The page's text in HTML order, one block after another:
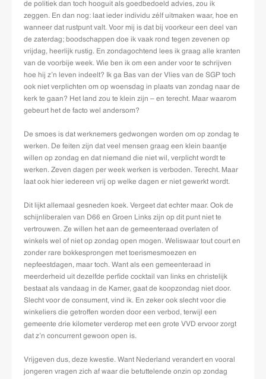
de politiek dan toch hooguit als goedbedoeld advies, zou ik
zeggen. En dan nog: laat ieder individu zélf uitmaken waar, hoe en
wanneer dat rustpunt valt. Voor mij is dat bij voorkeur een deel van
de zaterdag; boodschappen doe ik vaak rond tegen zevenen op
vrijdag, heerlijk rustig. En zondagochtend lees ik graag alle kranten
van de voorbije week. Wie ben ik om een ander voor te schrijven
hoe hij z’n leven indeelt? Ik ga Bas van der Vlies van de SGP toch
ook niet verplichten om op woensdag in plaats van zondag naar de
kerk te gaan? Het land zou te klein zijn – en terecht. Maar waarom
gebeurt het de facto wel andersom?
De smoes is dat werknemers gedwongen worden om op zondag te
werken. De feiten zijn dat veel mensen graag een klein baantje
willen op zondag en dat niemand die niet wil, verplicht wordt te
werken. Zeven dagen per week werken is verboden. Terecht. Maar
laat ook hier iedereen vrij op welke dagen er niet gewerkt wordt.
Dit lijkt allemaal gesneden koek. Vergeet dat echter maar. Ook de
schijnliberalen van D66 en Groen Links zijn op dit punt niet te
vertrouwen. Ze willen het aan de gemeenteraad overlaten of
winkels wel of niet op zondag open mogen. Weliswaar tout court en
zonder rare bokkesprongen met toerismesmoezen en
nepfeestdagen, maar toch. Want als een gemeenteraad in
meerderheid uit dezelfde perfide cocktail van links en christelijk
bestaat als vandaag in de Kamer, gaat de koopzondag niet door.
Slecht voor de consument, vind ik. En zeker ook slecht voor die
winkeliers die getroffen worden door een verbod, terwijl een
gemeente drie kilometer verderop met een grote VVD ervoor zorgt
dat z’n concurrent gewoon open is.
Vrijgeven dus, deze kwestie. Want Nederland verandert en vooral
jongeren vragen zich af waar die betuttelende onzin op zondag